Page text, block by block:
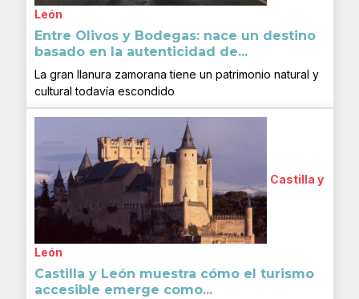
León
Entre Olivos y Bodegas: nace un destino
basado en la autenticidad de...
La gran llanura zamorana tiene un patrimonio natural y
cultural todavía escondido
Castilla y
León
Castilla y León muestra cómo el turismo
accesible emerge como...